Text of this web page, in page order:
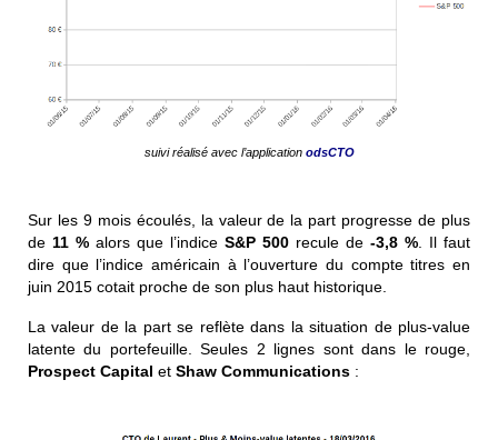
suivi réalisé avec l’application odsCTO
Sur les 9 mois écoulés, la valeur de la part progresse de plus
de 11 % alors que l’indice S&P 500 recule de -3,8 %. Il faut
dire que l’indice américain à l’ouverture du compte titres en
juin 2015 cotait proche de son plus haut historique.
La valeur de la part se reflète dans la situation de plus-value
latente du portefeuille. Seules 2 lignes sont dans le rouge,
Prospect Capital et Shaw Communications :